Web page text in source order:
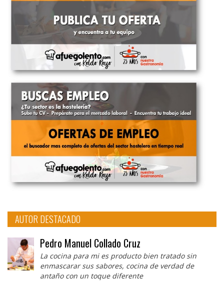
AUTOR DESTACADO
Pedro Manuel Collado Cruz
La cocina para mi es producto bien tratado sin
enmascarar sus sabores, cocina de verdad de
antaño con un toque diferente